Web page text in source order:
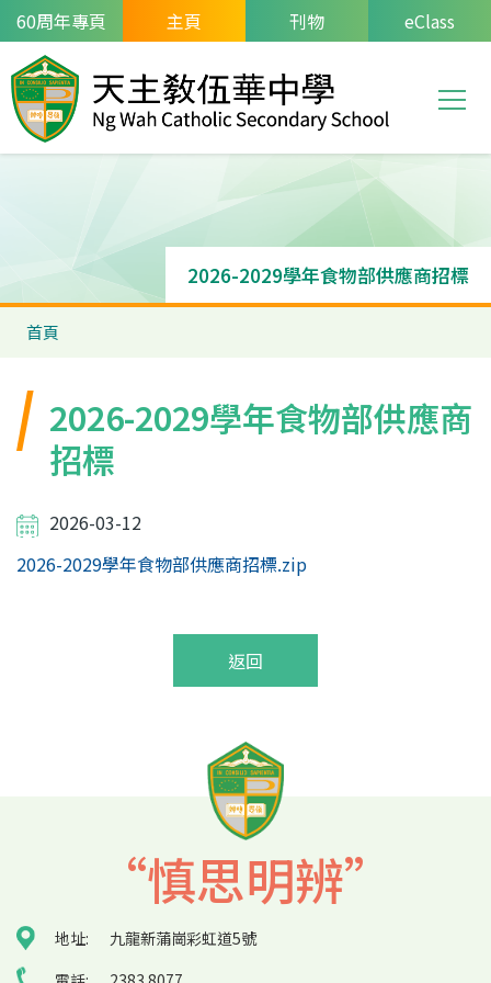
移至主內容
60周年專頁 主頁 刊物 eClass
Main
2026-2029學年食物部供應商招標
導
連
結
首頁
2026-2029學年食物部供應商
招標
2026-03-12
2026-2029學年食物部供應商招標.zip
返回
“慎思明辨”
地址:
九龍新蒲崗彩虹道5號